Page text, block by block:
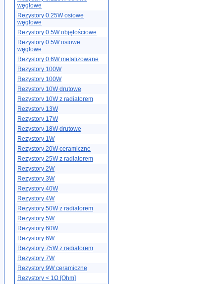
węglowe
Rezystory 0.25W osiowe
węglowe
Rezystory 0.5W objętościowe
Rezystory 0.5W osiowe
węglowe
Rezystory 0.6W metalizowane
Rezystory 100W
Rezystory 100W
Rezystory 10W drutowe
Rezystory 10W z radiatorem
Rezystory 13W
Rezystory 17W
Rezystory 18W drutowe
Rezystory 1W
Rezystory 20W ceramiczne
Rezystory 25W z radiatorem
Rezystory 2W
Rezystory 3W
Rezystory 40W
Rezystory 4W
Rezystory 50W z radiatorem
Rezystory 5W
Rezystory 60W
Rezystory 6W
Rezystory 75W z radiatorem
Rezystory 7W
Rezystory 9W ceramiczne
Rezystory < 1Ω [Ohm]